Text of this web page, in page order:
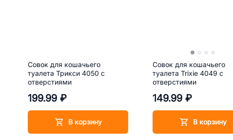
Совок для кошачьего
туалета Трикси 4050 с
отверстиями
199.99 ₽
В корзину
Совок для кошачьего
туалета Trixie 4049 с
отверстиями
149.99 ₽
В корзину